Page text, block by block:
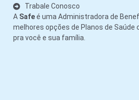
Trabale Conosco
A Safeé uma Administradora de
melhores opções de Planos de Saúde
pra você e sua família.